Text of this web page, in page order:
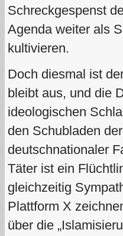
Schreckgespenst
Agenda weiter als
kultivieren.
Doch diesmal ist
bleibt aus, und die
ideologischen
den Schubladen
deutschnationaler
Täter ist ein
gleichzeitig
Plattform X
über die